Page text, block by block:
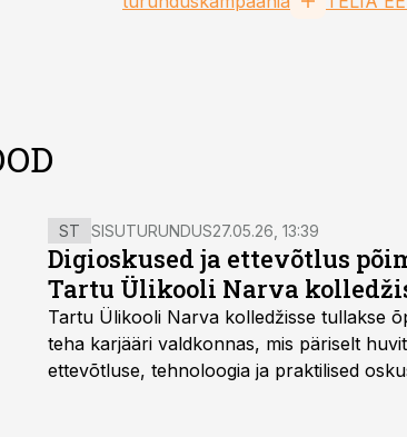
ST SISUTURUNDUS27.05.26, 13:39
Digioskused ja ettevõtlus
Tartu Ülikooli Narva
Tartu Ülikooli Narva kolledžisse tullakse
teha karjääri valdkonnas, mis päriselt
ettevõtluse, tehnoloogia ja praktilised